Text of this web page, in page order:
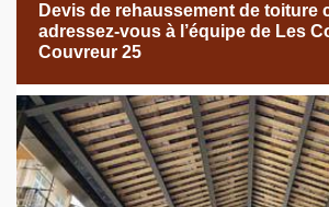
Devis de rehaussement de toiture
adressez-vous à l’équipe de Les
Couvreur 25